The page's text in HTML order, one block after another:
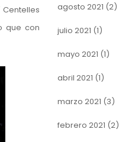
que con
agosto 2021 (2)
julio 2021 (1)
mayo 2021 (1)
abril 2021 (1)
marzo 2021 (3)
febrero 2021 (2)